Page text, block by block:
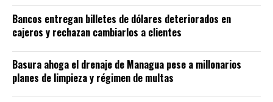
Bancos entregan billetes de dólares deteriorados en
cajeros y rechazan cambiarlos a clientes
Basura ahoga el drenaje de Managua pese a millonarios
planes de limpieza y régimen de multas